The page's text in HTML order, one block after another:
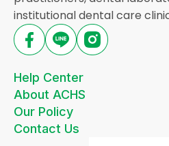
institutional dental care
Help Center
About ACHS
Our Policy
Contact Us